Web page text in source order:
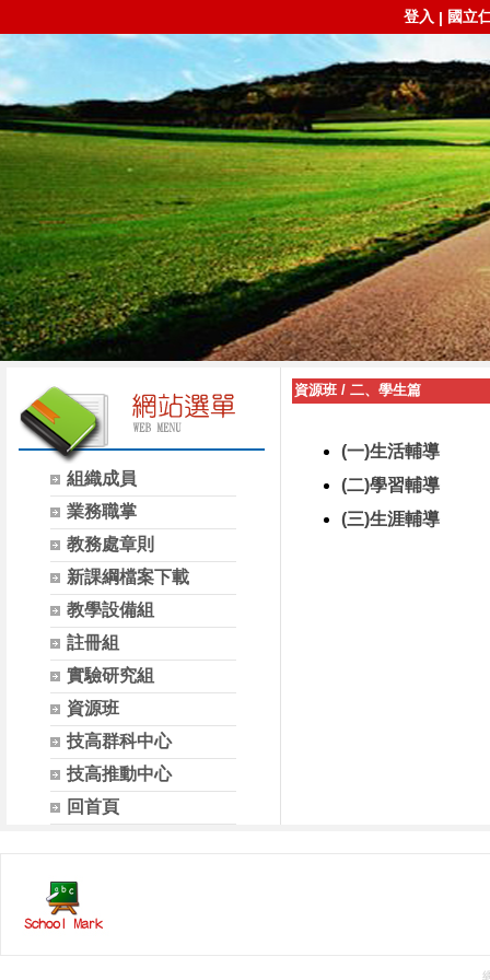
登入 | 國立
組織成員
業務職掌
教務處章則
新課綱檔案下載
教學設備組
註冊組
實驗研究組
資源班
技高群科中心
技高推動中心
回首頁
資源班 / 二、學生篇
(一)生活輔導
(二)學習輔導
(三)生涯輔導